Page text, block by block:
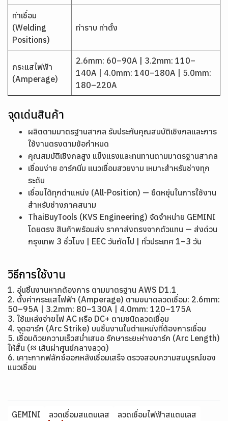
ท่าเชื่อม
(Welding
Positions)
ท่าราบ ท่าตั้ง
กระแสไฟฟ้า
(Amperage)
2.6mm: 60–90A | 3.2mm: 110–
140A | 4.0mm: 140–180A | 5.0mm:
180–220A
จุดเด่นสินค้า
ผลิตตามมาตรฐานสากล รับประกันคุณสมบัติเชิงกลและการ
ใช้งานตรงตามข้อกำหนด
คุณสมบัติเชิงกลสูง แข็งแรงและทนทานตามมาตรฐานสากล
เชื่อมง่าย อาร์กนิ่ม แนวเชื่อมสวยงาม เหมาะสำหรับช่างทุก
ระดับ
เชื่อมได้ทุกตำแหน่ง (All-Position) — ยืดหยุ่นในการใช้งาน
สำหรับช่างภาคสนาม
ThaiBuyTools (KVS Engineering) จัดจำหน่าย GEMINI
โดยตรง สินค้าพร้อมส่ง ราคาส่งตรงจากตัวแทน — ส่งด่วน
กรุงเทพ 3 ชั่วโมง | EEC วันถัดไป | ทั่วประเทศ 1–3 วัน
วิธีการใช้งาน
1. อุ่นชิ้นงานหากต้องการ ตามมาตรฐาน AWS D1.1
2. ตั้งค่ากระแสไฟฟ้า (Amperage) ตามขนาดลวดเชื่อม: 2.6mm:
50–95A | 3.2mm: 80–130A | 4.0mm: 120–175A
3. ใช้แหล่งจ่ายไฟ AC หรือ DC+ ตามชนิดลวดเชื่อม
4. จุดอาร์ก (Arc Strike) บนชิ้นงานในตำแหน่งที่ต้องการเชื่อม
5. เชื่อมด้วยความเร็วสม่ำเสมอ รักษาระยะห่างอาร์ก (Arc Length)
ให้สั้น (≈ เส้นผ่าศูนย์กลางลวด)
6. เคาะกากฟลักซ์ออกหลังเชื่อมเสร็จ ตรวจสอบความสมบูรณ์ของ
แนวเชื่อม
GEMINI ลวดเชื่อมสแตนเลส ลวดเชื่อมไฟฟ้าสแตนเลส